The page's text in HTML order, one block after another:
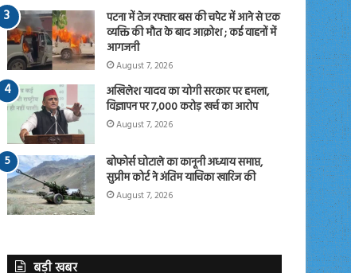
पटना में तेज रफ्तार बस की चपेट में आने से एक
व्यक्ति की मौत के बाद आक्रोश ; कई वाहनों में
आगजनी
August 7, 2026
अखिलेश यादव का योगी सरकार पर हमला,
विज्ञापन पर 7,000 करोड़ खर्च का आरोप
August 7, 2026
बोफोर्स घोटाले का कानूनी अध्याय समाप्त,
सुप्रीम कोर्ट ने अंतिम याचिका खारिज की
August 7, 2026
बड़ी खबर